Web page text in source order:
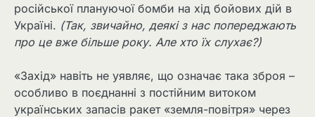
російської плануючої бомби на хід бойових дій в
Україні. (Так, звичайно, деякі з нас попереджають
про це вже більше року. Але хто їх слухає?)
«Захід» навіть не уявляє, що означає така зброя –
особливо в поєднанні з постійним витоком
українських запасів ракет «земля-повітря» через